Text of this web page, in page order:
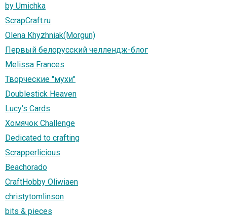
by Umichka
ScrapCraft.ru
Olena Khyzhniak(Morgun)
Первый белорусский челлендж-блог
Melissa Frances
Творческие "мухи"
Doublestick Heaven
Lucy's Cards
Хомячок Challenge
Dedicated to crafting
Scrapperlicious
Beachorado
CraftHobby Oliwiaen
christytomlinson
bits & pieces